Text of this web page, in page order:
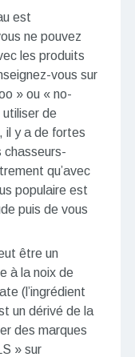
est
ne pouvez
les produits
vous sur
» ou « no-
de
il y a de fortes
chasseurs-
qu’avec
populaire est
puis de vous
être un
à la noix de
(l’ingrédient
un dérivé de la
des marques
» sur